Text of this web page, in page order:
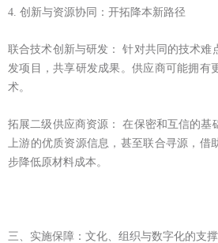
4. 创新与资源协同：开拓降本新路径
联合技术创新与研发： 针对共同的技术难
发项目，共享研发成果。供应商可能拥有
术。
拓展二级供应商资源： 在保密和互信的基
上游的优质资源信息，甚至联合寻源，借
步降低原材料成本。
三、实施保障：文化、组织与数字化的支撑